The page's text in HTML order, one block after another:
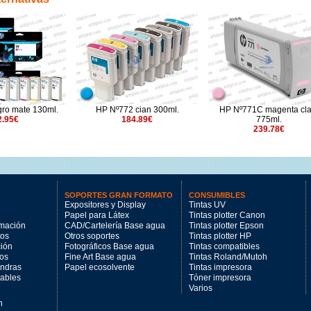
cian 300ml.
HP Nº771C magenta claro
775ml.
HP Nº711 amarillo
34.19€
SOPORTES GRAN FORMATO
Expositores y Display
Papel para Látex
CAD/Cartelería Base agua
Otros soportes
Fotográficos Base agua
Fine Art Base agua
Papel ecosolvente
CONSUMIBLES
Tintas UV
Tintas plotter Canon
Tintas plotter Epson
Tintas plotter HP
Tintas compatibles
Tintas Roland/Mutoh
Tintas impresora
Tóner impresora
Varios